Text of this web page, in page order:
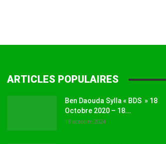
source
ARTICLES POPULAIRES
Ben Daouda Sylla « BDS » 18
Octobre 2020 – 18...
18 octobre 2024